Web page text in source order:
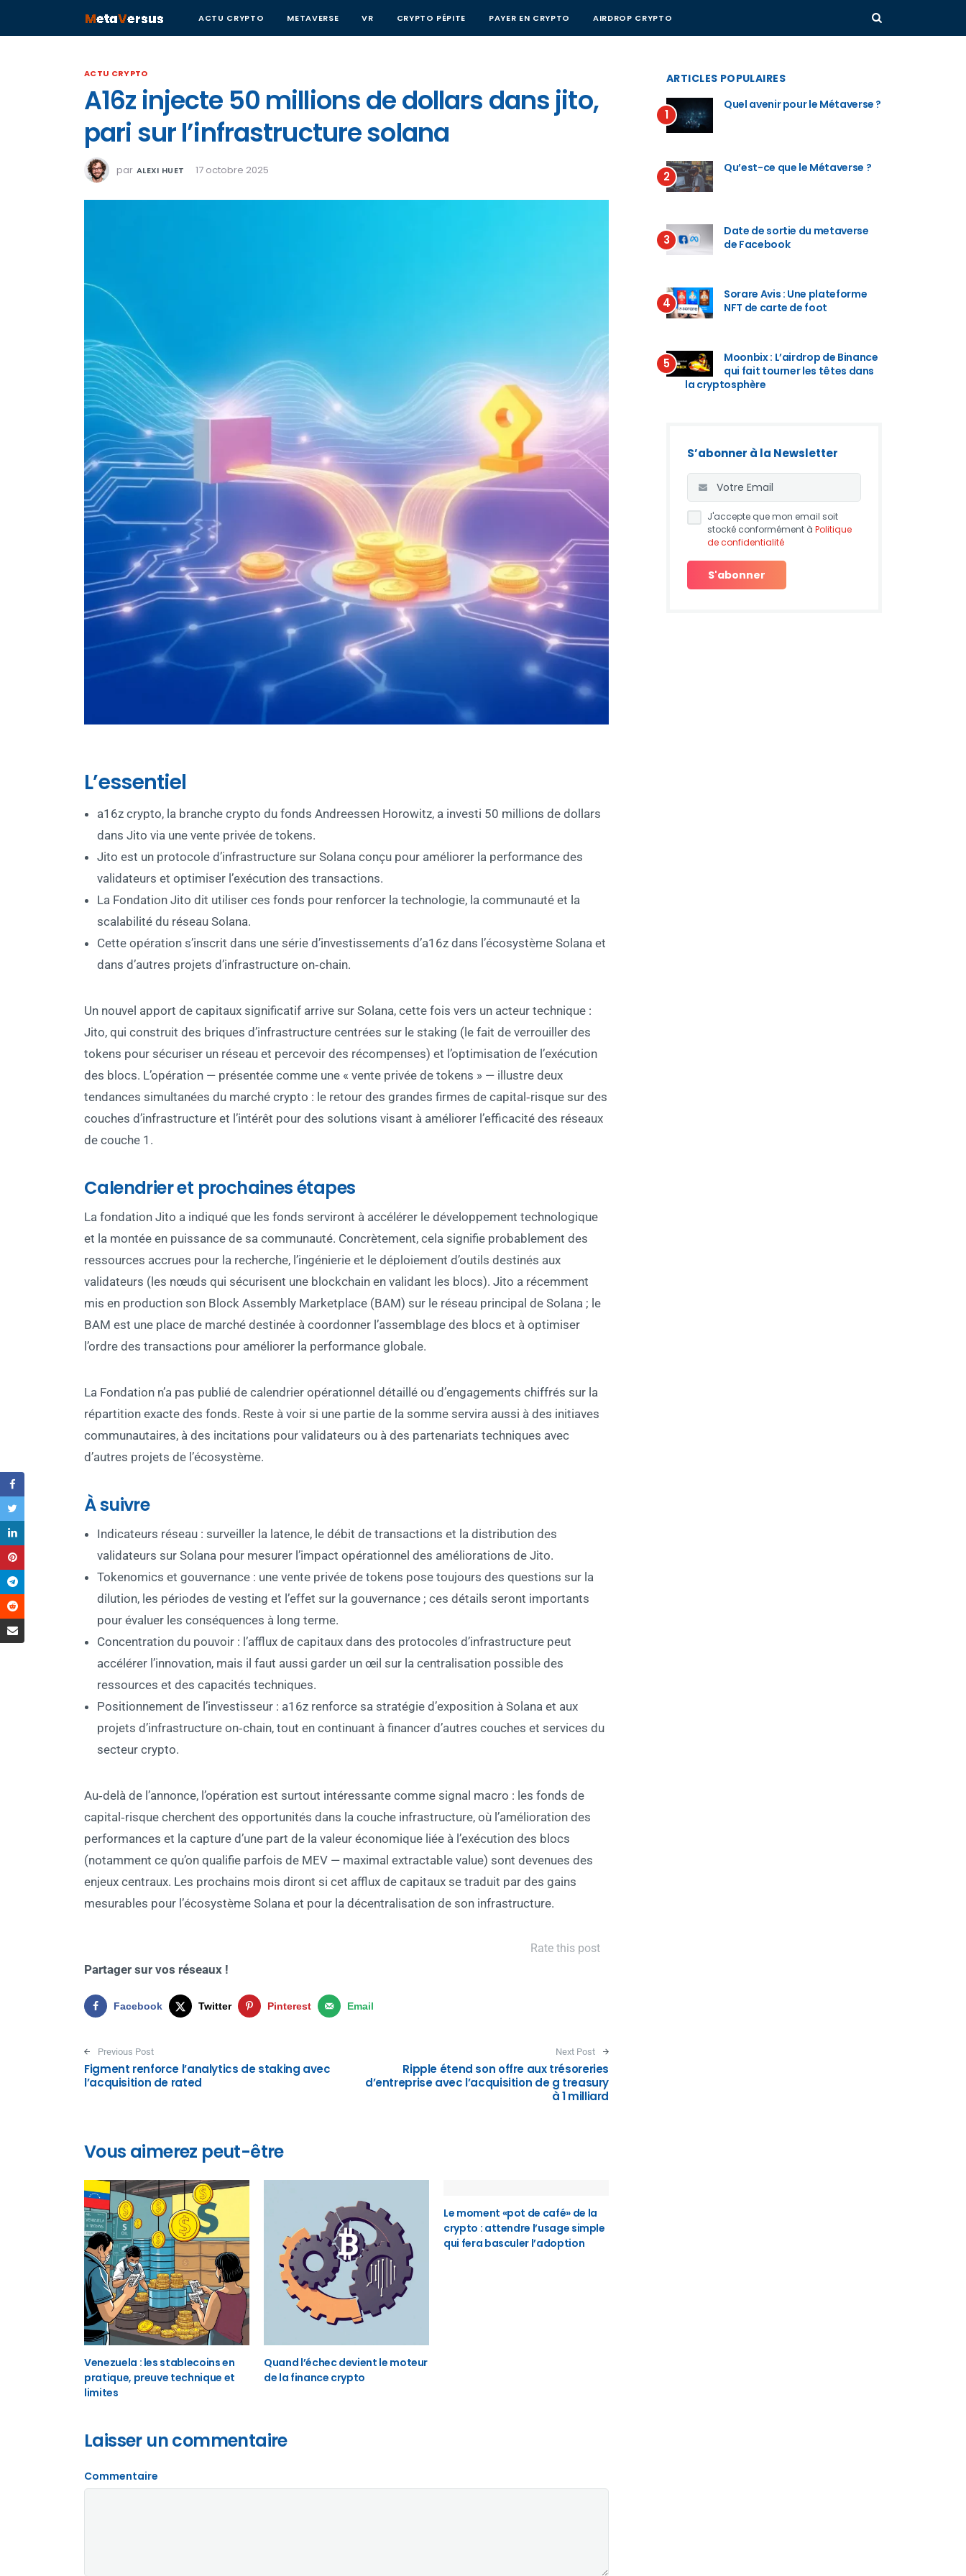
ACTU CRYPTO METAVERSE VR CRYPTO PÉPITE PAYER EN CRYPTO AIRDROP CRYPTO
ACTU CRYPTO
A16z injecte 50 millions de dollars dans jito,
pari sur l’infrastructure solana
par ALEXI HUET 17 octobre 2025
L’essentiel
a16z crypto, la branche crypto du fonds Andreessen Horowitz, a investi 50 millions de dollars
dans Jito via une vente privée de tokens.
Jito est un protocole d’infrastructure sur Solana conçu pour améliorer la performance des
validateurs et optimiser l’exécution des transactions.
La Fondation Jito dit utiliser ces fonds pour renforcer la technologie, la communauté et la
scalabilité du réseau Solana.
Cette opération s’inscrit dans une série d’investissements d’a16z dans l’écosystème Solana et
dans d’autres projets d’infrastructure on‑chain.
Un nouvel apport de capitaux significatif arrive sur Solana, cette fois vers un acteur technique :
Jito, qui construit des briques d’infrastructure centrées sur le staking (le fait de verrouiller des
tokens pour sécuriser un réseau et percevoir des récompenses) et l’optimisation de l’exécution
des blocs. L’opération — présentée comme une « vente privée de tokens » — illustre deux
tendances simultanées du marché crypto : le retour des grandes firmes de capital‑risque sur des
couches d’infrastructure et l’intérêt pour des solutions visant à améliorer l’efficacité des réseaux
de couche 1.
Calendrier et prochaines étapes
La fondation Jito a indiqué que les fonds serviront à accélérer le développement technologique
et la montée en puissance de sa communauté. Concrètement, cela signifie probablement des
ressources accrues pour la recherche, l’ingénierie et le déploiement d’outils destinés aux
validateurs (les nœuds qui sécurisent une blockchain en validant les blocs). Jito a récemment
mis en production son Block Assembly Marketplace (BAM) sur le réseau principal de Solana ; le
BAM est une place de marché destinée à coordonner l’assemblage des blocs et à optimiser
l’ordre des transactions pour améliorer la performance globale.
La Fondation n’a pas publié de calendrier opérationnel détaillé ou d’engagements chiffrés sur la
répartition exacte des fonds. Reste à voir si une partie de la somme servira aussi à des initiaves
communautaires, à des incitations pour validateurs ou à des partenariats techniques avec
d’autres projets de l’écosystème.
À suivre
Indicateurs réseau : surveiller la latence, le débit de transactions et la distribution des
validateurs sur Solana pour mesurer l’impact opérationnel des améliorations de Jito.
Tokenomics et gouvernance : une vente privée de tokens pose toujours des questions sur la
dilution, les périodes de vesting et l’effet sur la gouvernance ; ces détails seront importants
pour évaluer les conséquences à long terme.
Concentration du pouvoir : l’afflux de capitaux dans des protocoles d’infrastructure peut
accélérer l’innovation, mais il faut aussi garder un œil sur la centralisation possible des
ressources et des capacités techniques.
Positionnement de l’investisseur : a16z renforce sa stratégie d’exposition à Solana et aux
projets d’infrastructure on‑chain, tout en continuant à financer d’autres couches et services du
secteur crypto.
Au‑delà de l’annonce, l’opération est surtout intéressante comme signal macro : les fonds de
capital‑risque cherchent des opportunités dans la couche infrastructure, où l’amélioration des
performances et la capture d’une part de la valeur économique liée à l’exécution des blocs
(notamment ce qu’on qualifie parfois de MEV — maximal extractable value) sont devenues des
enjeux centraux. Les prochains mois diront si cet afflux de capitaux se traduit par des gains
mesurables pour l’écosystème Solana et pour la décentralisation de son infrastructure.
Rate this post
Partager sur vos réseaux !
Facebook Twitter Pinterest Email
Post navigation
Previous Post
Figment renforce l’analytics de staking avec
l’acquisition de rated
Next Post
Ripple étend son offre aux trésoreries
d’entreprise avec l’acquisition de g treasury
à 1 milliard
Vous aimerez peut-être
Venezuela : les stablecoins en
pratique, preuve technique et
limites
Quand l’échec devient le moteur
de la finance crypto
Le moment «pot de café» de la
crypto : attendre l’usage simple
qui fera basculer l’adoption
Laisser un commentaire
Commentaire
ARTICLES POPULAIRES
1
Quel avenir pour le Métaverse ?
2
Qu’est-ce que le Métaverse ?
3
Date de sortie du metaverse
de Facebook
4
Sorare Avis : Une plateforme
NFT de carte de foot
5
Moonbix : L’airdrop de Binance
qui fait tourner les têtes dans
la cryptosphère
S’abonner à la Newsletter
J'accepte que mon email soit
stocké conformément à Politique
de confidentialité